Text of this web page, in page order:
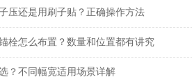
压还是用刷子贴？正确操作方法
栓怎么布置？数量和位置都有讲究
？不同幅宽适用场景详解